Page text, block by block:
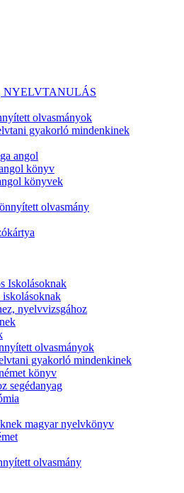
olvasmányok
gyakorló mindenkinek
angol
könyv
könyvek
olvasmány
Iskolásoknak
nyelvvizsgához
olvasmányok
gyakorló mindenkinek
könyv
segédanyag
magyar nyelvkönyv
olvasmány